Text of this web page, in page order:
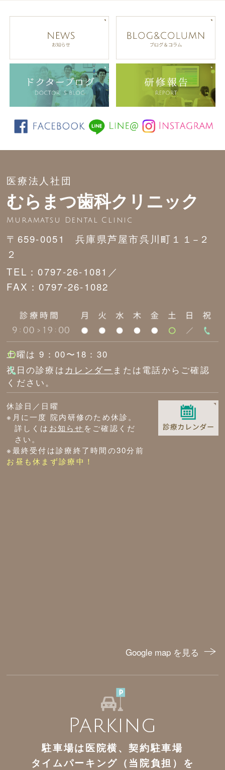
医療法人社団
むらまつ歯科クリニック
Muramatsu Dental Clinic
〒659-0051 兵庫県芦屋市呉川町１１−２
２
TEL：0797-26-1081／
FAX：0797-26-1082
土曜は 9：00〜18：30
祝日の診療は カレンダー または電話からご確認
ください。
休診日／日曜
※月に一度 院内研修のため休診。
詳しくは お知らせ をご確認くだ
さい。
※最終受付は診療終了時間の30分前
お昼も休まず診療中！
Google map を見る
Parking
駐車場は医院横、契約駐車場
タイムパーキング（当院負担）を